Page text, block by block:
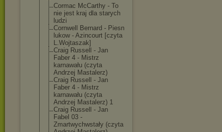
Cormac McCarthy - To
nie jest kraj dla starych
ludzi
Cornwell Bernard - Piesn
lukow - Azincourt [czyta
L.Wojtaszak]
Craig Russell - Jan
Faber 4 - Mistrz
karnawału (czyta
Andrzej Mastalerz)
Craig Russell - Jan
Faber 4 - Mistrz
karnawału (czyta
Andrzej Mastalerz) 1
Craig Russell - Jan
Fabel 03 -
Zmartwychwstały (czyta